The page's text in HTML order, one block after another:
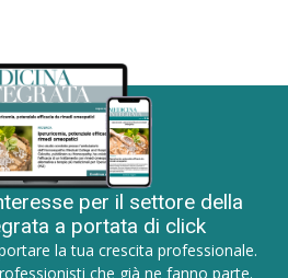
per il settore della
a portata di click
la tua crescita professionale.
che già ne fanno parte.